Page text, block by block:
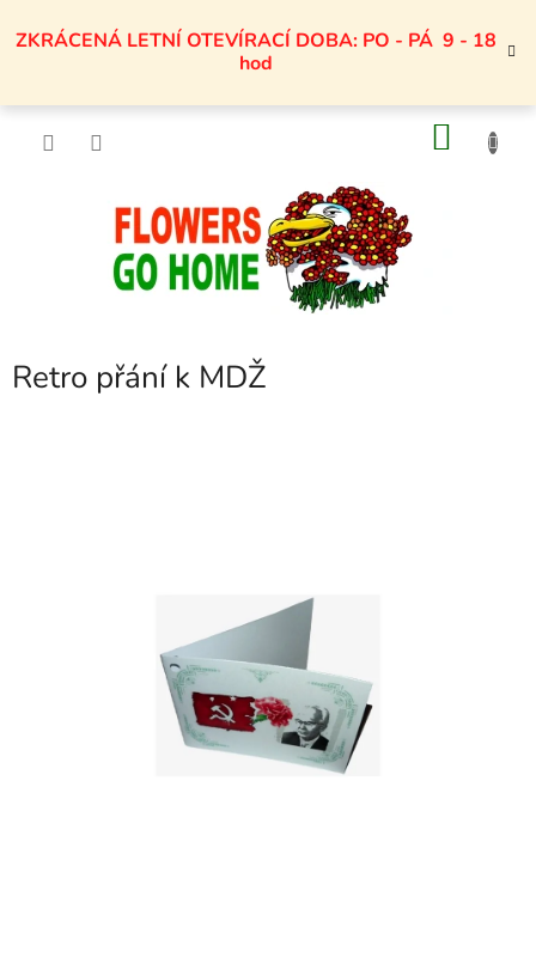
naZKRÁCENÁ LETNÍ OTEVÍRACÍ DOBA: PO - PÁ 9 - 18
hod
Retro přání k MDŽ